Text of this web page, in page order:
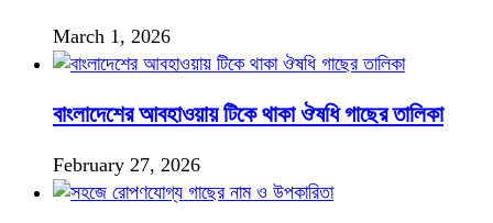
March 1, 2026
বাংলাদেশের আবহাওয়ায় টিকে থাকা ঔষধি গাছের তালিকা
February 27, 2026